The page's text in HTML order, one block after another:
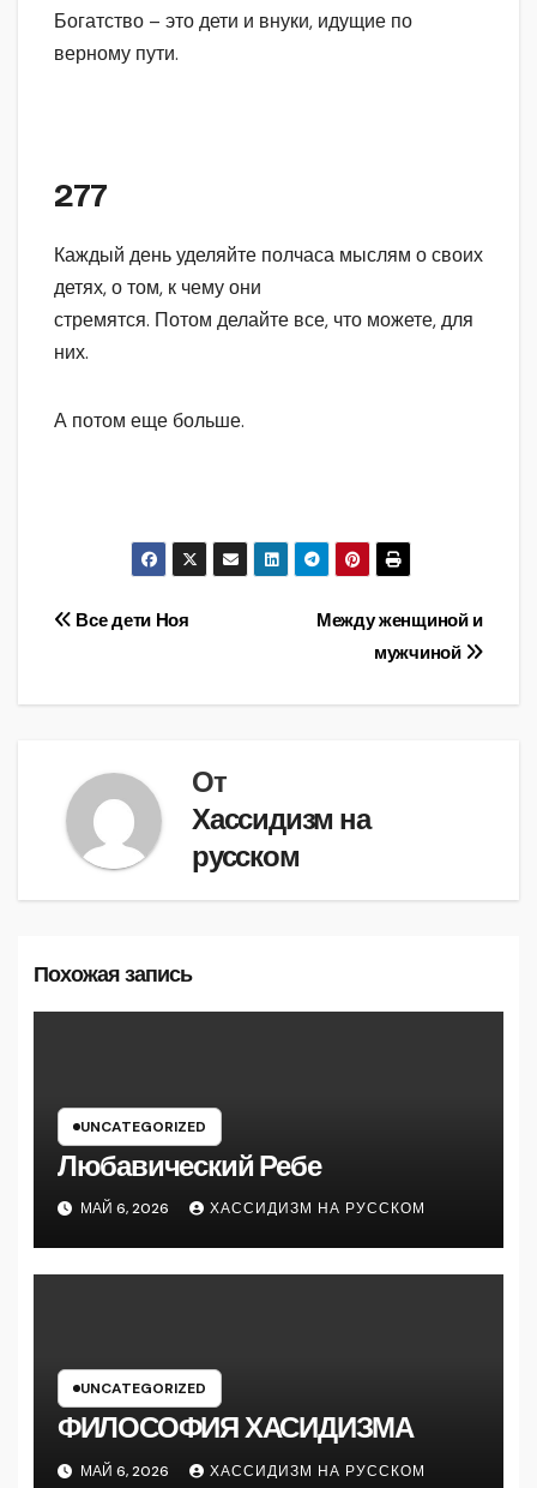
Богатство – это дети и внуки, идущие по
верному пути.
277
Каждый день уделяйте полчаса мыслям о своих
детях, о том, к чему они
стремятся. Потом делайте все, что можете, для
них.
А потом еще больше.
Навигация
Между женщиной и
мужчиной
Все дети Ноя
От
Хассидизм на
русском
Похожая запись
UNCATEGORIZED
Любавический Ребе
МАЙ 6, 2026 ХАССИДИЗМ НА РУССКОМ
UNCATEGORIZED
ФИЛОСОФИЯ ХАСИДИЗМА
МАЙ 6, 2026 ХАССИДИЗМ НА РУССКОМ